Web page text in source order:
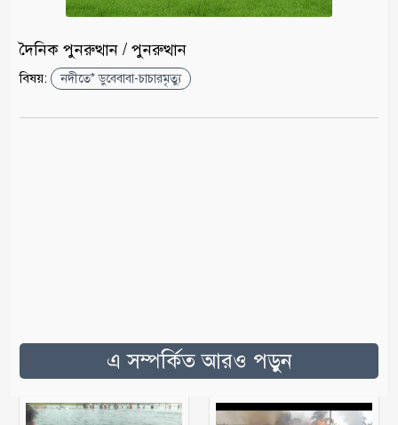
দৈনিক পুনরুত্থান / পুনরুত্থান
বিষয়: নদীতে* ডুবেবাবা-চাচারমৃত্যু
এ সম্পর্কিত আরও পড়ুন